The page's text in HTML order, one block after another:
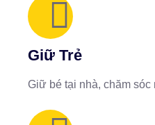
Giữ Trẻ
Giữ bé tại nhà, chăm sóc